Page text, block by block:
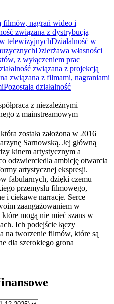
filmów, nagrań wideo i
związana z dystrybucją
telewizyjnychDziałalność w
Dzierżawa własności
z wyłączeniem prac
związana z projekcją
związana z filmami, nagraniami
Pozostała działalność
z niezależnymi
z mainstreamowym
została założona w 2016
Sarnowską. Jej główną
kinem artystycznym a
odzwierciedla ambicję otwarcia
artystycznej ekspresji.
fabularnych, dzięki czemu
przemysłu filmowego,
i ciekawe narracje. Serce
zaangażowaniem w
mogą nie mieć szans w
Ich podejście łączy
na tworzenie filmów, które są
dla szerokiego grona